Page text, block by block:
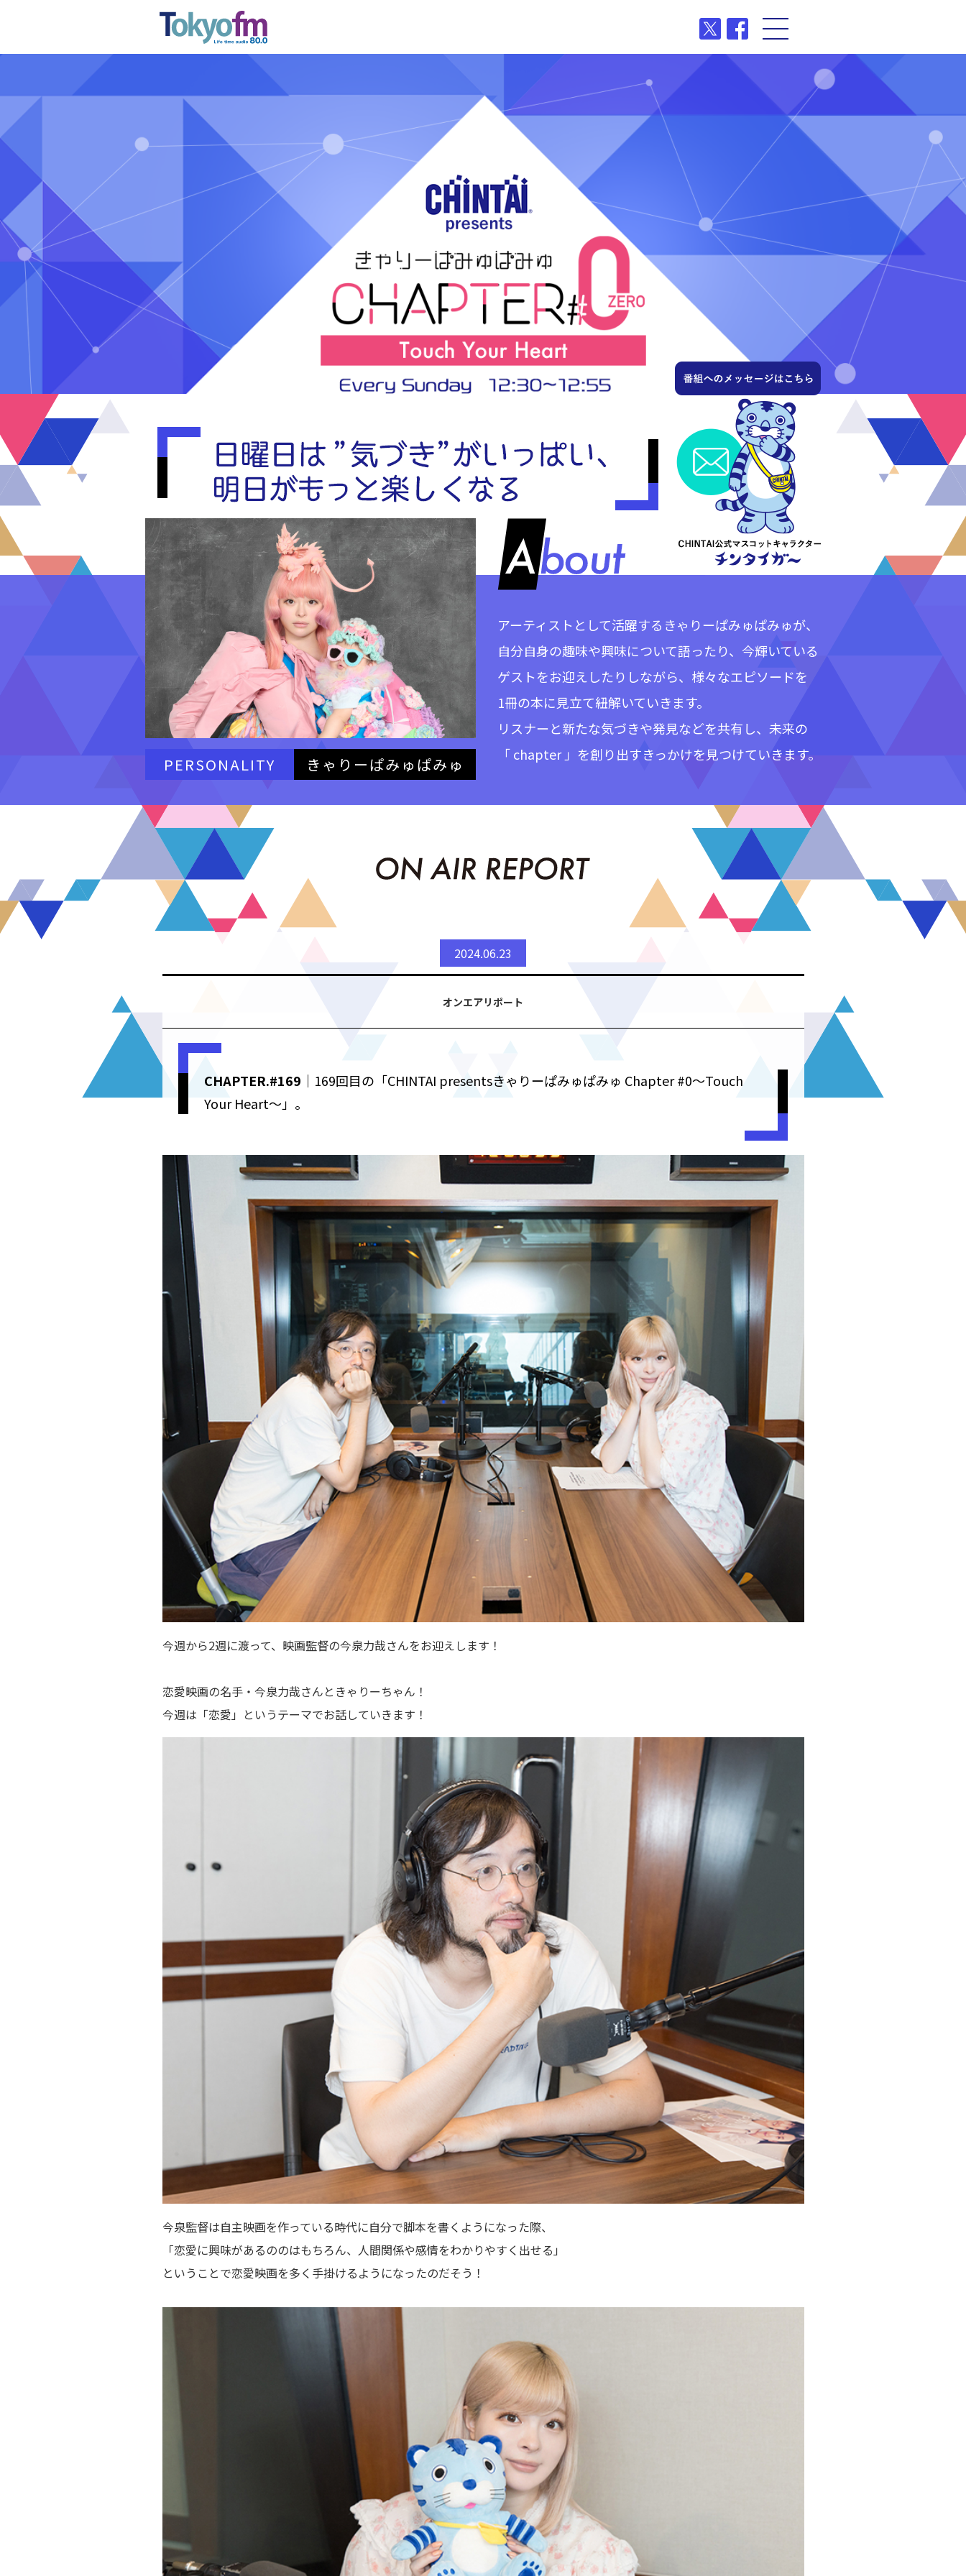
PERSONALITY きゃりーぱみゅぱみゅ
アーティストとして活躍するきゃりーぱみゅぱみゅが、
自分自身の趣味や興味について語ったり、今輝いている
ゲストをお迎えしたりしながら、様々なエピソードを
1冊の本に見立て紐解いていきます。
リスナーと新たな気づきや発見などを共有し、未来の
「 chapter 」を創り出すきっかけを見つけていきます。
2024.06.23
オンエアリポート
CHAPTER.#169 ｜169回目の「CHINTAI presentsきゃりーぱみゅぱみゅ Chapter #0〜Touch
Your Heart〜」。
今週から2週に渡って、映画監督の今泉力哉さんをお迎えします！
恋愛映画の名手・今泉力哉さんときゃりーちゃん！
今週は「恋愛」というテーマでお話していきます！
今泉監督は自主映画を作っている時代に自分で脚本を書くようになった際、
「恋愛に興味があるののはもちろん、人間関係や感情をわかりやすく出せる」
ということで恋愛映画を多く手掛けるようになったのだそう！